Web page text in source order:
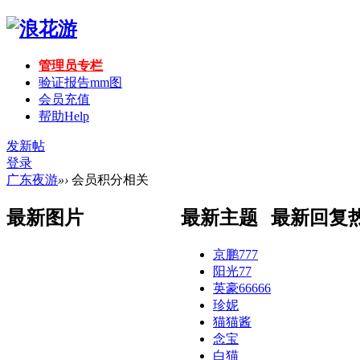
管理员专栏
验证报告mm图
会员充值
帮助Help
发新帖
登录
广东夜游»› 会员积分相关
最新图片 最新主题
京鹏777
阳光77
英豪66666
珍妮
猫猫酱
念宝
白猫
最新回复